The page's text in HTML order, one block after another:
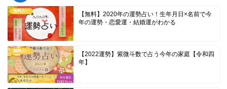
無料占い
【無料】2020年の運勢占い！生年月日×名前で今
年の運勢・恋愛運・結婚運がわかる
無料占い
【2022運勢】紫微斗数で占う今年の家庭【令和四
年】